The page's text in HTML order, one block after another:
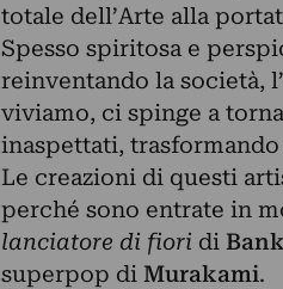
totale dell’Arte alla
Spesso spiritosa e
reinventando la società,
viviamo, ci spinge a
inaspettati,
Le creazioni di questi
perché sono entrate in
lanciatore di fiori di
superpop diMurakami.